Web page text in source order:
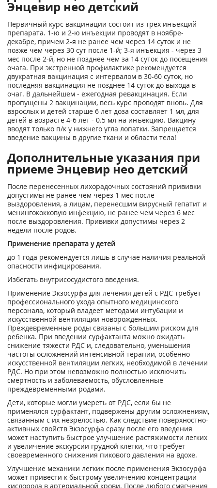
Энцевир нео детский
Первичный курс вакцинации состоит из трех инъекций
препарата. 1-ю и 2-ю инъекции проводят в ноябре-
декабре, причем 2-я не ранее чем через 14 суток и не
позже чем через 30 сут после 1-й; 3-я инъекция - через 3
мес после 2-й, но не позднее чем за 14 суток до посещения
очага. При экстренной профилактике рекомендуется
двукратная вакцинация с интервалом в 30-60 суток, но
последняя вакцинация не позднее 14 суток до выхода в
очаг. В дальнейшем - ежегодная ревакцинация. Если
пропущены 2 вакцинации, весь курс проводят вновь. Для
взрослых и детей старше 6 лет доза составляет 1 мл, для
детей в возрасте 4-6 лет - 0.5 мл на инъекцию. Вакцину
вводят только п/к у нижнего угла лопатки. Запрещается
введение вакцины в другие ткани и области тела!
Дополнительные указания при
приеме Энцевир нео детский
После перенесенных лихорадочных состояний прививки
допустимы не ранее чем через 1 мес после
выздоровления, а лицам, перенесшим вирусный гепатит и
менингококковую инфекцию, не ранее чем через 6 мес
после выздоровления. Прививки допустимы через 2
недели после родов.
Применение препарата у детей
до 1 года рекомендуется лишь в случае наличия реальной
опасности инфицирования.
Избегать внутрисосудистого введения.
Применение Экзосурфа для лечения детей с РДС требует
профессионального ухода опытного медицинского
персонала, который владеет методами интубации и
искусственной вентиляции новорожденных.
Преждевременные роды связаны с большим риском для
ребенка. При введении сурфактанта можно ожидать
снижение тяжести РДС и, следовательно, уменьшения
частоты осложнений интенсивной терапии, особенно
искусственной вентиляции легких, необходимой в лечении
РДС. Но при этом невозможно полностью исключить
смертность и заболеваемость, обусловленные
преждевременными родами.
Дети, которые могли умереть от РДС, если бы не
применялся сурфактант, подвержены другим осложнениям,
связанным с их незрелостью. Как следствие поверхностно-
активных свойств Экзосурфа сразу после его введения
может наступить быстрое улучшение растяжимости легких
и увеличение экскурсии грудной клетки, что требует
своевременного снижения пикового давления на вдохе.
Улучшение механики легких после применения Экзосурфа
может привести к быстрому увеличению концентрации
кислорода в артериальной крови. После любого смягчения